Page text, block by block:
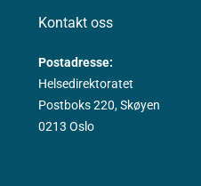
Kontakt oss
Postadresse:
Helsedirektoratet
Postboks 220, Skøyen
0213 Oslo